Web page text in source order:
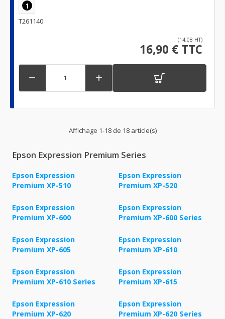
1
T261140
(14,08 HT)
16,90 € TTC
 
Affichage 1-18 de 18 article(s)
Epson Expression Premium Series
Epson Expression
Premium XP-510
Epson Expression
Premium XP-520
Epson Expression
Premium XP-600
Epson Expression
Premium XP-600 Series
Epson Expression
Premium XP-605
Epson Expression
Premium XP-610
Epson Expression
Premium XP-610 Series
Epson Expression
Premium XP-615
Epson Expression
Premium XP-620
Epson Expression
Premium XP-620 Series